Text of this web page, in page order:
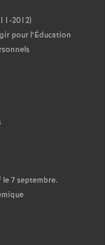
2012)
pour l’Éducation
7 septembre.